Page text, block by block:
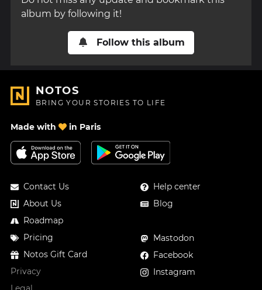
album by following it!
Follow this album
NOTOS
BRING YOUR STORIES TO LIFE
Made with in Paris
Contact Us
About Us
Roadmap
Pricing
Notos Gift Card
Privacy
Help center
Blog
Mastodon
Facebook
Instagram